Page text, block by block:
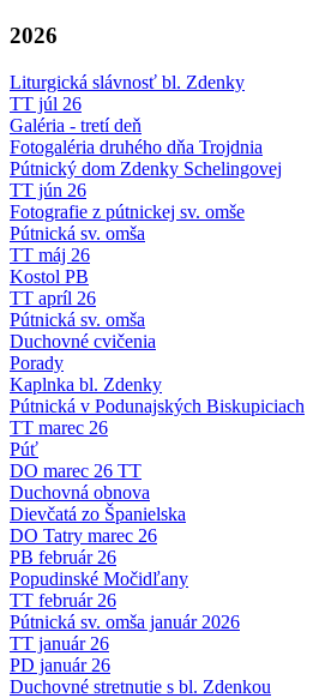
2026
Liturgická slávnosť bl. Zdenky
TT júl 26
Galéria - tretí deň
Fotogaléria druhého dňa Trojdnia
Pútnický dom Zdenky Schelingovej
TT jún 26
Fotografie z pútnickej sv. omše
Pútnická sv. omša
TT máj 26
Kostol PB
TT apríl 26
Pútnická sv. omša
Duchovné cvičenia
Porady
Kaplnka bl. Zdenky
Pútnická v Podunajských Biskupiciach
TT marec 26
Púť
DO marec 26 TT
Duchovná obnova
Dievčatá zo Španielska
DO Tatry marec 26
PB február 26
Popudinské Močidľany
TT február 26
Pútnická sv. omša január 2026
TT január 26
PD január 26
Duchovné stretnutie s bl. Zdenkou